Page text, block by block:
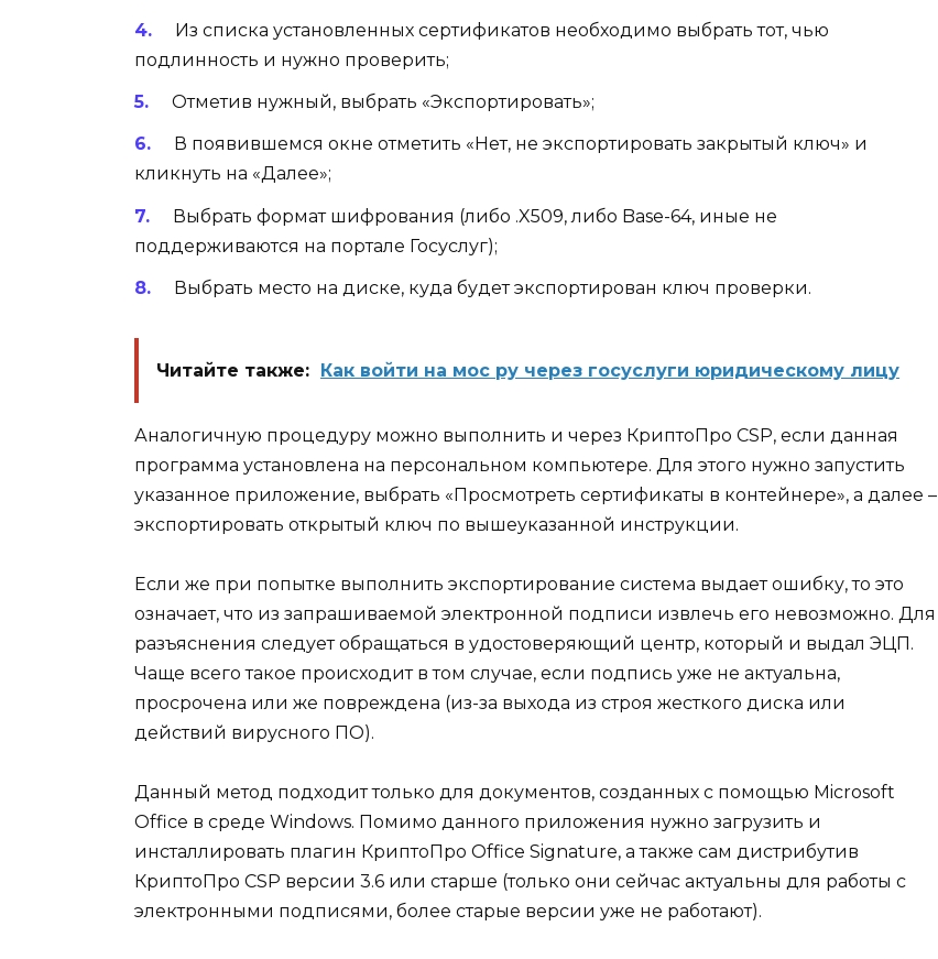
Из списка установленных сертификатов необходимо выбрать тот, чью
подлинность и нужно проверить;
Отметив нужный, выбрать «Экспортировать»;
В появившемся окне отметить «Нет, не экспортировать закрытый ключ» и
кликнуть на «Далее»;
Выбрать формат шифрования (либо .X509, либо Base-64, иные не
поддерживаются на портале Госуслуг);
Выбрать место на диске, куда будет экспортирован ключ проверки.
Читайте также: Как войти на мос ру через госуслуги юридическому лицу
Аналогичную процедуру можно выполнить и через КриптоПро CSP, если данная
программа установлена на персональном компьютере. Для этого нужно запустить
указанное приложение, выбрать «Просмотреть сертификаты в контейнере», а далее –
экспортировать открытый ключ по вышеуказанной инструкции.
Если же при попытке выполнить экспортирование система выдает ошибку, то это
означает, что из запрашиваемой электронной подписи извлечь его невозможно. Для
разъяснения следует обращаться в удостоверяющий центр, который и выдал ЭЦП.
Чаще всего такое происходит в том случае, если подпись уже не актуальна,
просрочена или же повреждена (из-за выхода из строя жесткого диска или
действий вирусного ПО).
Данный метод подходит только для документов, созданных с помощью Microsoft
Office в среде Windows. Помимо данного приложения нужно загрузить и
инсталлировать плагин КриптоПро Office Signature, а также сам дистрибутив
КриптоПро CSP версии 3.6 или старше (только они сейчас актуальны для работы с
электронными подписями, более старые версии уже не работают).